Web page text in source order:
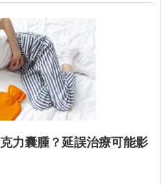
力囊腫？延誤治療可能影